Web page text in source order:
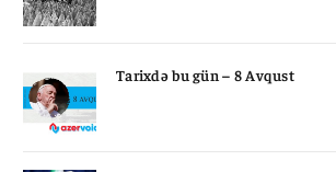
Tarixdə bu gün – 8 Avqust